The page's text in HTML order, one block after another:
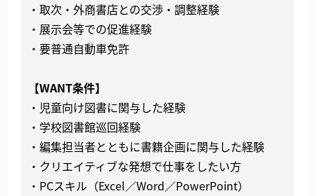
・取次・外商書店との交渉・調整経験
・展示会等での促進経験
・要普通自動車免許
【WANT条件】
・児童向け図書に関与した経験
・学校図書館巡回経験
・編集担当者とともに書籍企画に関与した経験
・クリエイティブな発想で仕事をしたい方
・PCスキル（Excel／Word／PowerPoint）